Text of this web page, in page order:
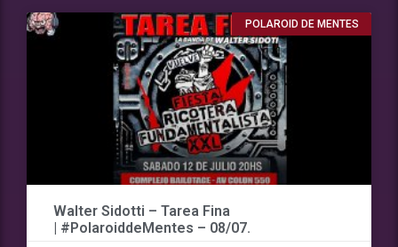
POLAROID DE MENTES
Walter Sidotti – Tarea Fina
| #PolaroiddeMentes – 08/07.